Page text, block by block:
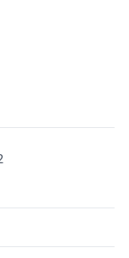
7.499,00.